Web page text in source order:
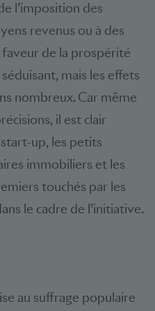
l’imposition des
revenus ou à des
de la prospérité
mais les effets
nombreux. Car même
il est clair
start-up, les petits
immobiliers et les
touchés par les
le cadre de l’initiative.
au suffrage populaire